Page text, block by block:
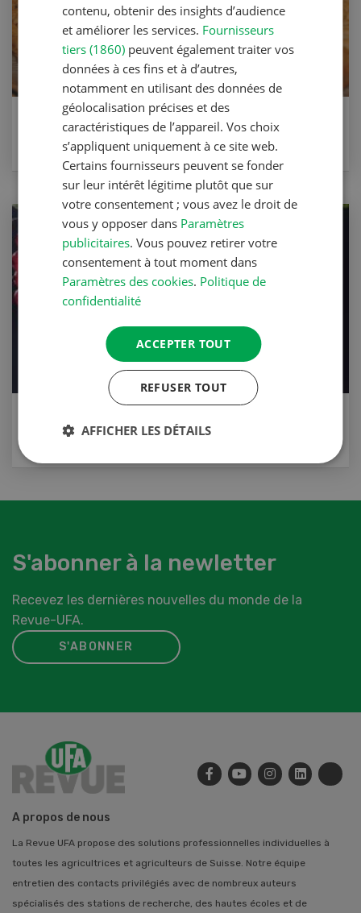
Anitas purée de pommes coupées
VERS LA RECETTE
S'abonner à la newletter
Recevez les dernières nouvelles du monde de la
Revue-UFA.
S'ABONNER
A propos de nous
La Revue UFA propose des solutions professionnelles individuelles à
toutes les agricultrices et agriculteurs de Suisse. Notre équipe
entretien des contacts privilégiés avec de nombreux auteurs
spécialisés des stations de recherche, des hautes écoles et de
contenu, obtenir des insights d’audience
et améliorer les services. Fournisseurs
tiers (1860) peuvent également traiter vos
données à ces fins et à d’autres,
notamment en utilisant des données de
géolocalisation précises et des
caractéristiques de l’appareil. Vos choix
s’appliquent uniquement à ce site web.
Certains fournisseurs peuvent se fonder
sur leur intérêt légitime plutôt que sur
votre consentement ; vous avez le droit de
vous y opposer dans Paramètres
publicitaires. Vous pouvez retirer votre
consentement à tout moment dans
Paramètres des cookies. Politique de
confidentialité
ACCEPTER TOUT
REFUSER TOUT
AFFICHER LES DÉTAILS